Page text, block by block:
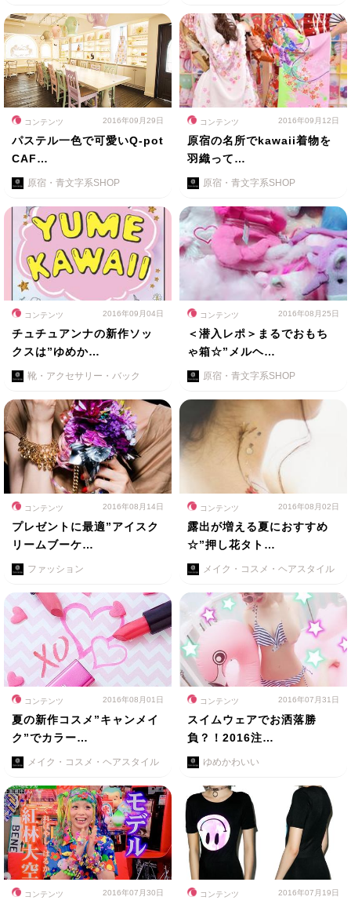
コンテンツ 2016年09月29日
パステル一色で可愛いQ-pot
CAF…
原宿・青文字系SHOP
コンテンツ 2016年09月12日
原宿の名所でkawaii着物を
羽織って…
原宿・青文字系SHOP
コンテンツ 2016年09月04日
チュチュアンナの新作ソッ
クスは”ゆめか…
靴・アクセサリー・バック
コンテンツ 2016年08月25日
＜潜入レポ＞まるでおもち
ゃ箱☆”メルヘ…
原宿・青文字系SHOP
コンテンツ 2016年08月14日
プレゼントに最適”アイスク
リームブーケ…
ファッション
コンテンツ 2016年08月02日
露出が増える夏におすすめ
☆”押し花タト…
メイク・コスメ・ヘアスタイル
コンテンツ 2016年08月01日
夏の新作コスメ”キャンメイ
ク”でカラー…
メイク・コスメ・ヘアスタイル
コンテンツ 2016年07月31日
スイムウェアでお洒落勝
負？！2016注…
ゆめかわいい
コンテンツ 2016年07月30日 コンテンツ 2016年07月19日